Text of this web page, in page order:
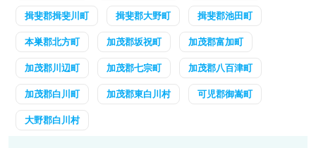
揖斐郡揖斐川町 揖斐郡大野町 揖斐郡池田町
本巣郡北方町 加茂郡坂祝町 加茂郡富加町
加茂郡川辺町 加茂郡七宗町 加茂郡八百津町
加茂郡白川町 加茂郡東白川村 可児郡御嵩町
大野郡白川村